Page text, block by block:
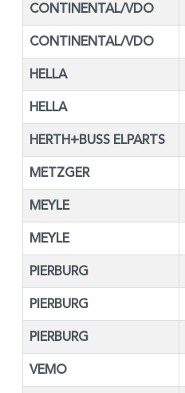
CONTINENTAL/VDO
CONTINENTAL/VDO
HELLA
HELLA
HERTH+BUSS ELPARTS
METZGER
MEYLE
MEYLE
PIERBURG
PIERBURG
PIERBURG
VEMO